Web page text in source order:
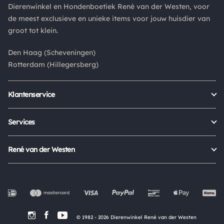
het product altijd retourneren binnen 14 dagen. De
retourkosten bedragen € 6.75 en zijn voor eigen rekening.
Kies bij het retourneren altijd voor "alleen huisadres",
niet af.
Dierenwinkel en Hondenboetiek René van der Westen, voor
de meest exclusieve en unieke items voor jouw huisdier van
groot tot klein.
Den Haag (Scheveningen)
Rotterdam (Hillegersberg)
Klantenservice
Status bestelling
Mijn account
Services
René van der Westen
Werken bij
In de Media
© 1982 - 2026 Dierenwinkel René van der Westen